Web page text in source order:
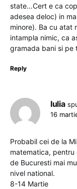
state…Cert e ca
adesea deloc) in
minore). Ba cu atat
intampla nimic, ca
gramada bani si pe
Reply
Iulia
16
Probabil cei de la
matematica, pentru
de Bucuresti mai
nivel national.
8-14 Martie